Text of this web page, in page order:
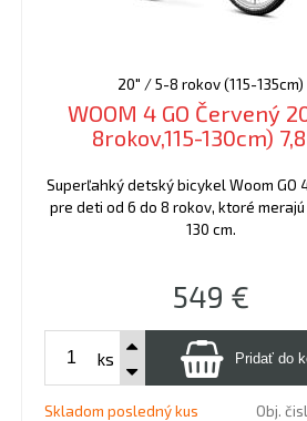
20" / 5-8 rokov (115-135cm)
WOOM 4 GO Červený
8rokov,115-130cm)
Superľahký detský bicykel Woom GO
pre deti od 6 do 8 rokov, ktoré merajú
130 cm.
549 €
ks
Skladom posledný kus Obj.